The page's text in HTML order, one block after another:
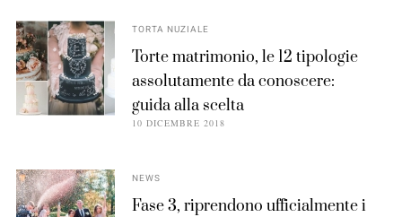
TORTA NUZIALE
Torte matrimonio, le 12 tipologie
assolutamente da conoscere:
guida alla scelta
10 DICEMBRE 2018
NEWS
Fase 3, riprendono ufficialmente i